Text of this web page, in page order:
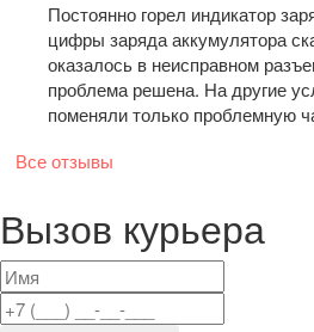
Постоянно горел индикатор
цифры заряда аккумулятора
оказалось в неисправном
проблема решена. На другие
поменяли только проблемную
Все отзывы
Вызов курьера